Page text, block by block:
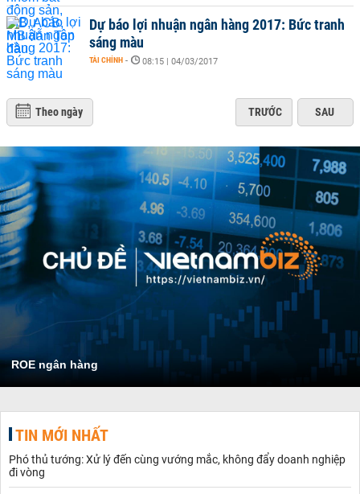
Dự báo lợi nhuận ngân hàng 2017: Bức tranh
sáng màu
TÀI CHÍNH - 08:15 | 04/03/2017
Theo ngày TRƯỚC SAU
ROE ngân hàng
TIN MỚI NHẤT
Phó thủ tướng: Xử lý đến cùng vướng mắc, không đẩy doanh nghiệp
đi vòng